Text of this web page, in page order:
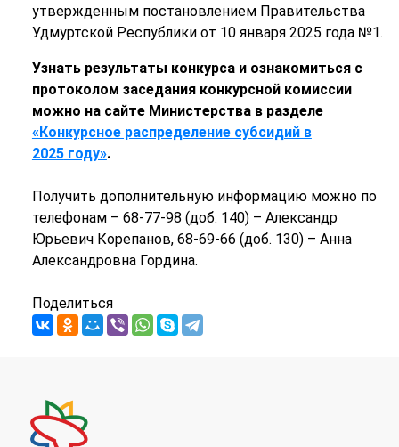
утвержденным постановлением Правительства
Удмуртской Республики от 10 января 2025 года №1.
Узнать результаты конкурса и ознакомиться с
протоколом заседания конкурсной комиссии
можно на сайте Министерства в разделе
«Конкурсное распределение субсидий в
2025году».
Получить дополнительную информацию можно по
телефонам – 68-77-98 (доб. 140) – Александр
Юрьевич Корепанов, 68-69-66 (доб. 130) – Анна
Александровна Гордина.
Поделиться